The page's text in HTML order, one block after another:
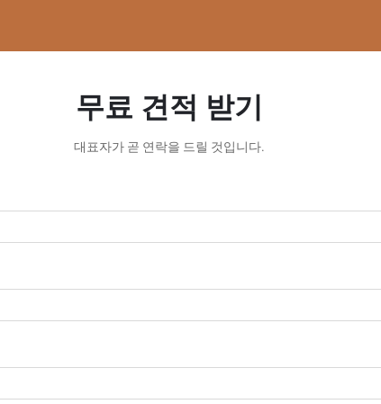
무료 견적 받기
대표자가 곧 연락을 드릴 것입니다.